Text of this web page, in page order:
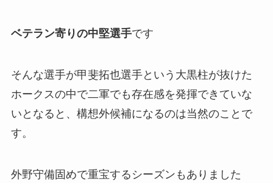
ベテラン寄りの中堅選手です
そんな選手が甲斐拓也選手という大黒柱が抜けた
ホークスの中で二軍でも存在感を発揮できていな
いとなると、構想外候補になるのは当然のことで
す。
外野守備固めで重宝するシーズンもありました